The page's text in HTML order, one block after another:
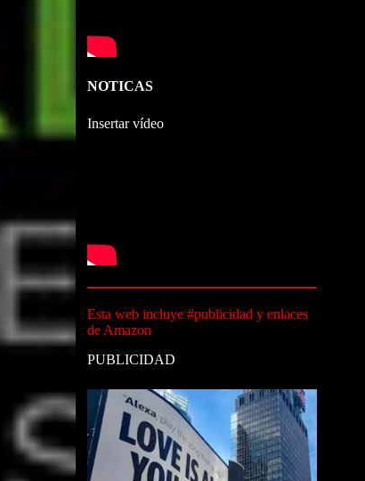
NOTICAS
Insertar vídeo
Esta web incluye #publicidad y enlaces
de Amazon
PUBLICIDAD